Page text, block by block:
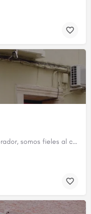
En Colour Mobile no somos fieles al operador, somos fieles al cliente